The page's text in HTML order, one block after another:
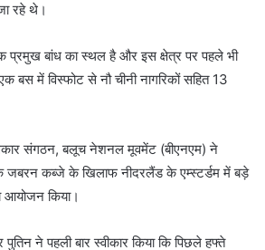
रहे थे।
प्रमुख बांध का स्थल है और इस क्षेत्र पर पहले भी
में विस्फोट से नौ चीनी नागरिकों सहित 13
संगठन, बलूच नेशनल मूवमेंट (बीएनएम) ने
के जबरन कब्जे के खिलाफ नीदरलैंड के एम्स्टर्डम में बड़े
आयोजन किया।
पुतिन ने पहली बार स्वीकार किया कि पिछले हफ्ते